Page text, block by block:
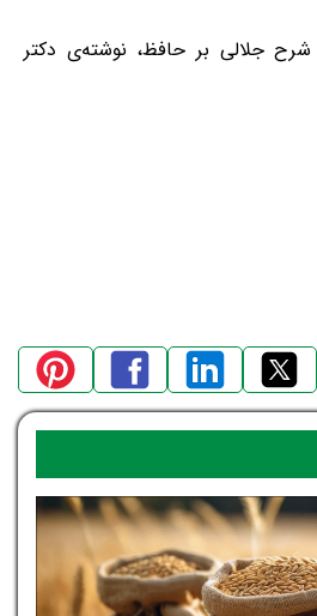
شرح جلالی بر حافظ، نوشته‌ی دکتر